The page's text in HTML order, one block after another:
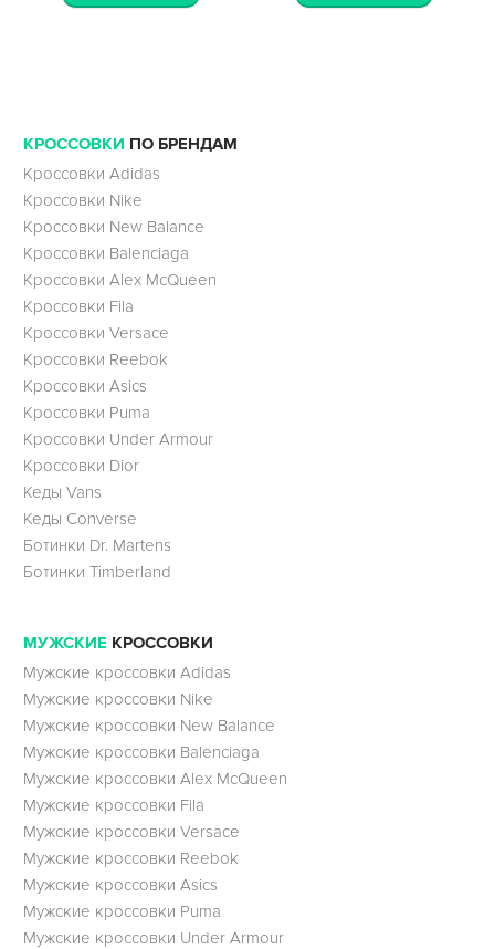
КРОССОВКИ ПО БРЕНДАМ
Кроссовки Adidas
Кроссовки Nike
Кроссовки New Balance
Кроссовки Balenciaga
Кроссовки Alex McQueen
Кроссовки Fila
Кроссовки Versace
Кроссовки Reebok
Кроссовки Asics
Кроссовки Puma
Кроссовки Under Armour
Кроссовки Dior
Кеды Vans
Кеды Converse
Ботинки Dr. Martens
Ботинки Timberland
МУЖСКИЕ КРОССОВКИ
Мужские кроссовки Adidas
Мужские кроссовки Nike
Мужские кроссовки New Balance
Мужские кроссовки Balenciaga
Мужские кроссовки Alex McQueen
Мужские кроссовки Fila
Мужские кроссовки Versace
Мужские кроссовки Reebok
Мужские кроссовки Asics
Мужские кроссовки Puma
Мужские кроссовки Under Armour